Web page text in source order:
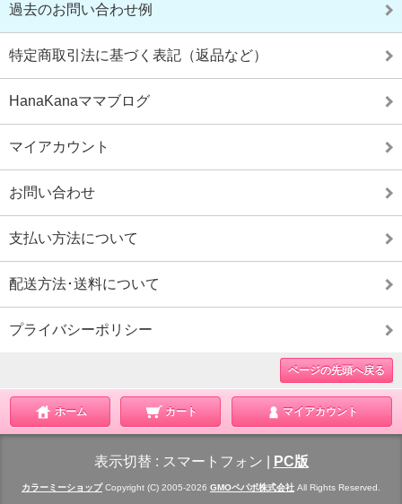
過去のお問い合わせ例
特定商取引法に基づく表記（返品など）
HanaKanaママブログ
マイアカウント
お問い合わせ
支払い方法について
配送方法･送料について
プライバシーポリシー
ページの先頭へ戻る
ホーム カート マイアカウント
表示切替 : スマートフォン PC版
カラーミーショップCopyright (C) 2005-2026 GMOペパボ株式会社 All Rights Reserved.